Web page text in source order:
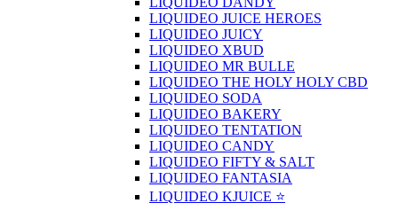
LIQUIDEO JUICE HEROES
LIQUIDEO JUICY
LIQUIDEO XBUD
LIQUIDEO MR BULLE
LIQUIDEO THE HOLY HOLY CBD
LIQUIDEO SODA
LIQUIDEO BAKERY
LIQUIDEO TENTATION
LIQUIDEO CANDY
LIQUIDEO FIFTY & SALT
LIQUIDEO FANTASIA
LIQUIDEO KJUICE ⭐️